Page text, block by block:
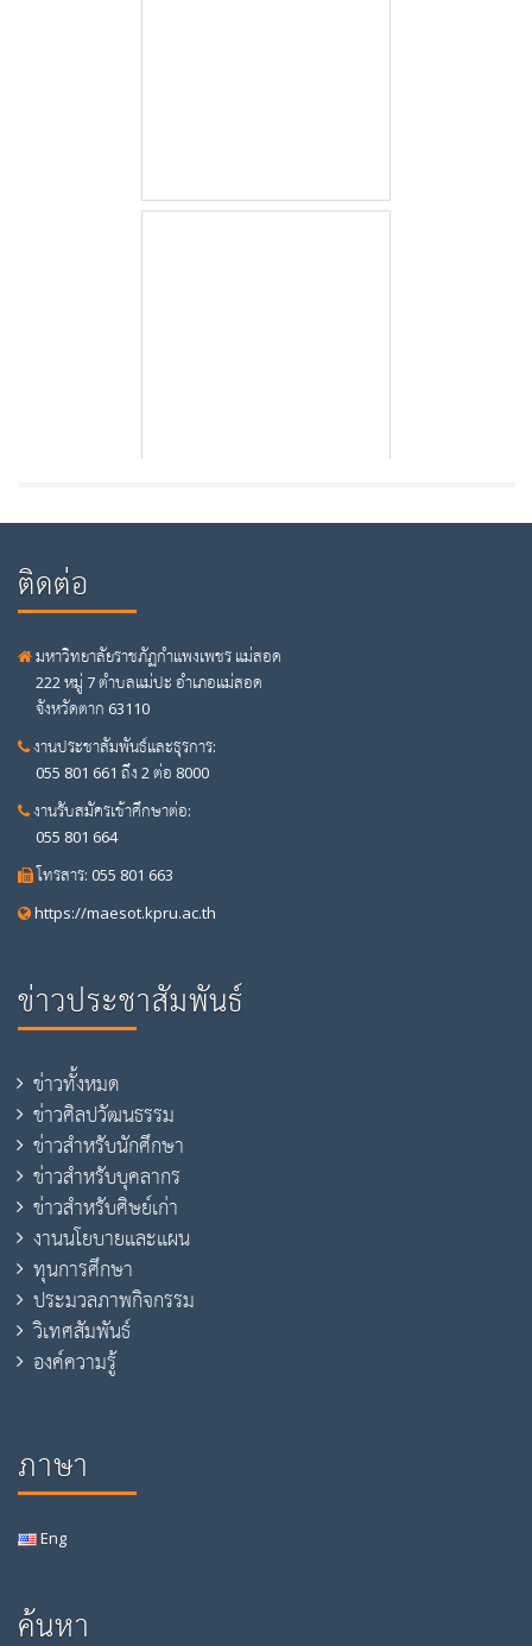
ติดต่อ
มหาวิทยาลัยราชภัฏกำแพงเพชร แม่สอด
222 หมู่ 7 ตำบลแม่ปะ อำเภอแม่สอด
จังหวัดตาก 63110
งานประชาสัมพันธ์และธุรการ:
055 801 661 ถึง 2 ต่อ 8000
งานรับสมัครเข้าศึกษาต่อ:
055 801 664
โทรสาร: 055 801 663
https://maesot.kpru.ac.th
ข่าวประชาสัมพันธ์
ข่าวทั้งหมด
ข่าวศิลปวัฒนธรรม
ข่าวสำหรับนักศึกษา
ข่าวสำหรับบุคลากร
ข่าวสำหรับศิษย์เก่า
งานนโยบายและแผน
ทุนการศึกษา
ประมวลภาพกิจกรรม
วิเทศสัมพันธ์
องค์ความรู้
ภาษา
Eng
ค้นหา